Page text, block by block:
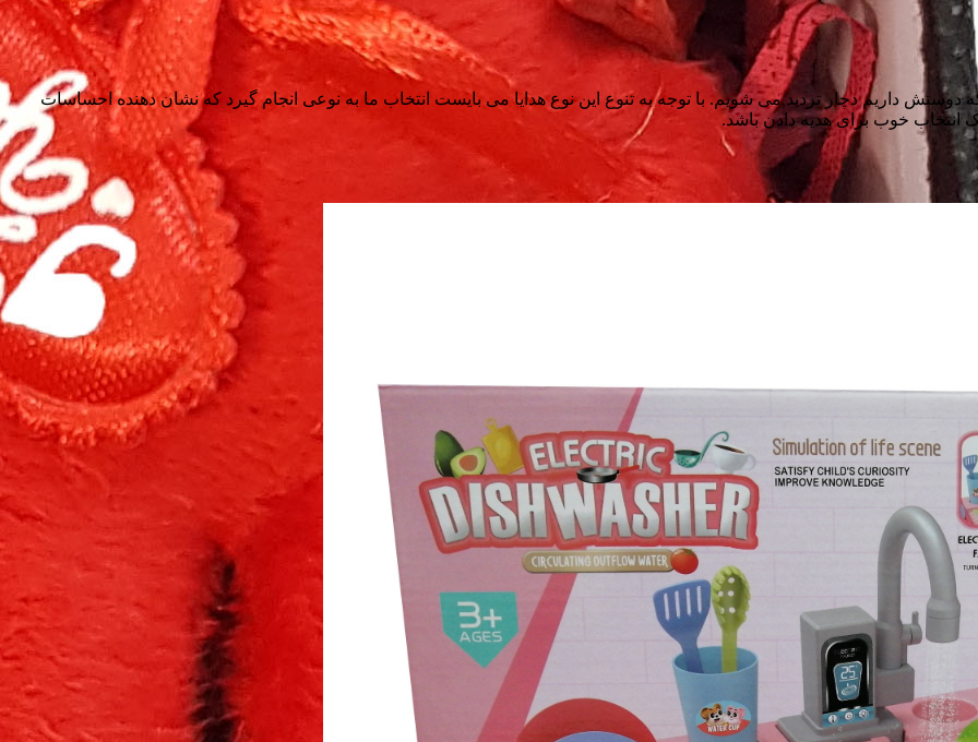
داریم دچار تردید می شویم. با توجه به تنوع این نوع هدایا می بایست انتخاب ما به نوعی انجام گیرد که نشان دهنده احساسات
انتخاب خوب برای هدیه دادن باشد.